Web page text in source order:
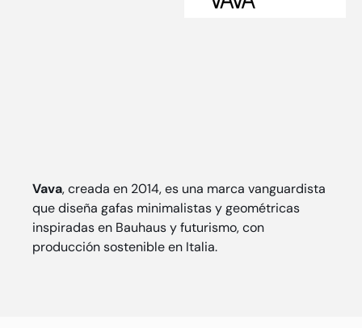
Vava, creada en 2014, es una marca vanguardista
que diseña gafas minimalistas y geométricas
inspiradas en Bauhaus y futurismo, con
producción sostenible en Italia.